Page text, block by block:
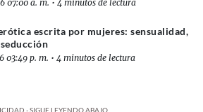
07:00 a. m. • 4 minutos de lectura
escrita por mujeres: sensualidad,
03:49 p. m. • 4 minutos de lectura
- SIGUE LEYENDO ABAJO